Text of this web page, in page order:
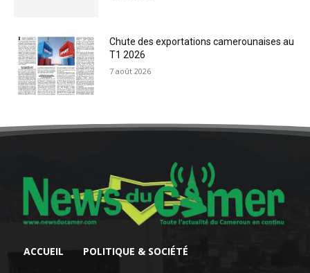
Chute des exportations camerounaises au
T1 2026
7 août 2026
ACCUEIL POLITIQUE & SOCIÉTÉ